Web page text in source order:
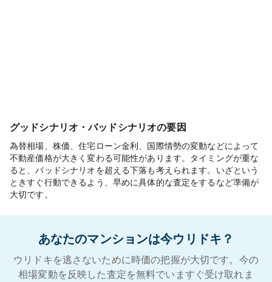
グッドシナリオ・バッドシナリオの要因
為替相場、株価、住宅ローン金利、国際情勢の変動などによって
不動産価格が大きく変わる可能性があります。タイミングが重な
ると、バッドシナリオを超える下落も考えられます。いざという
ときすぐ行動できるよう、早めに具体的な査定をするなど準備が
大切です。
あなたのマンションは今ウリドキ？
ウリドキを逃さないために時価の把握が大切です。今の
相場変動を反映した査定を無料でいますぐ受け取れま